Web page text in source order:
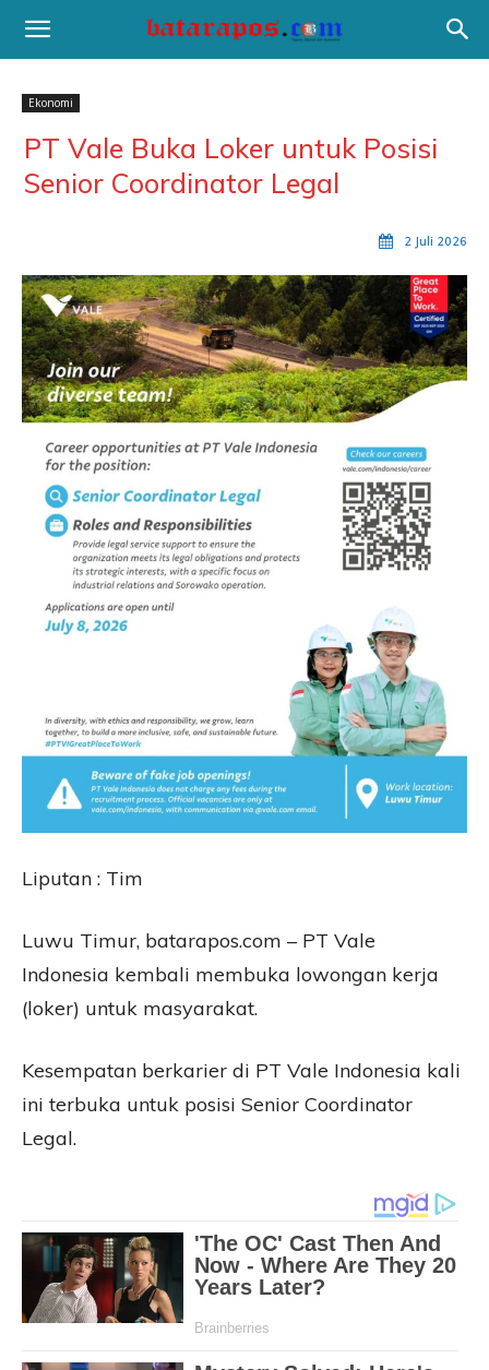
Ekonomi
PT Vale Buka Loker untuk Posisi
Senior Coordinator Legal
2 Juli 2026
Liputan : Tim
Luwu Timur, batarapos.com – PT Vale
Indonesia kembali membuka lowongan kerja
(loker) untuk masyarakat.
Kesempatan berkarier di PT Vale Indonesia kali
ini terbuka untuk posisi Senior Coordinator
Legal.